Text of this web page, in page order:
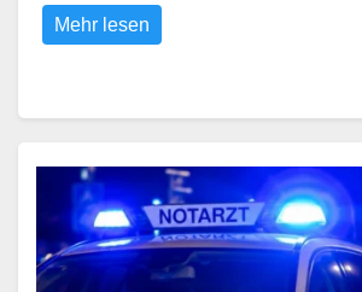
Mehr lesen